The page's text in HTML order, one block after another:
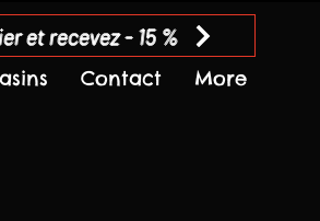
et recevez - 15 %
Contact More